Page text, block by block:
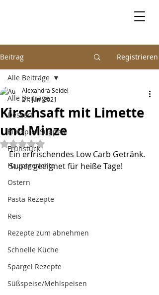
Beitrag Registrieren
Alle Beiträge
Dessert
Eintöpfe/ Suppen
Frühstück
Hauptgerichte
Ostern
Pasta Rezepte
Reis
Rezepte zum abnehmen
Schnelle Küche
Spargel Rezepte
Süßspeise/Mehlspeisen
Alle Beiträge
Kirschsaft mit Limette
und Minze
Alexandra Seidel
21. Juni 2021
Mit NaN von 5 Sternen bewertet.
Ein erfrischendes Low Carb Getränk.
Super geeignet für heiße Tage!